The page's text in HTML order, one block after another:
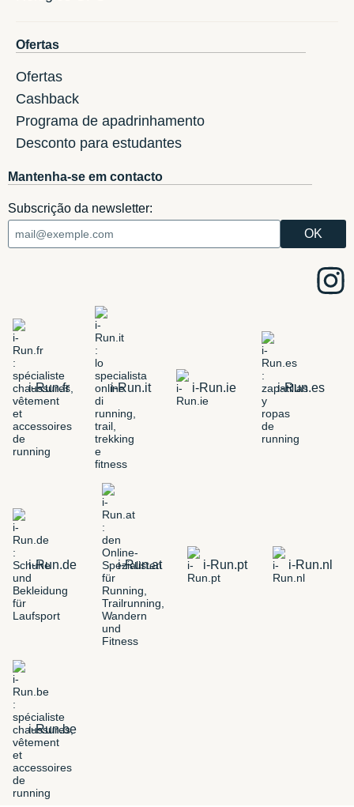
Ofertas
Ofertas
Cashback
Programa de apadrinhamento
Desconto para estudantes
Mantenha-se em contacto
Subscrição da newsletter:
i-Run.fr i-Run.it i-Run.ie i-Run.es
i-Run.de i-Run.at i-Run.pt i-Run.nl
i-Run.be